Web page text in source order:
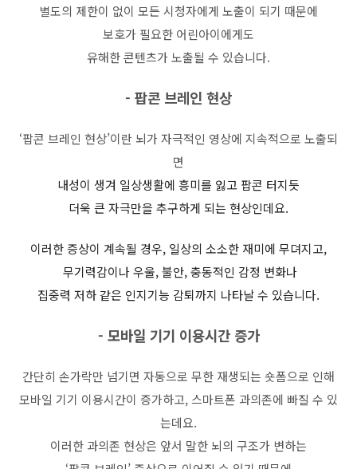
별도의 제한이 없이 모든 시청자에게 노출이 되기 때문에
보호가 필요한 어린아이에게도
유해한 콘텐츠가 노출될 수 있습니다.
- 팝콘 브레인 현상
‘팝콘 브레인 현상’이란 뇌가 자극적인 영상에 지속적으로 노출되
면
내성이 생겨 일상생활에 흥미를 잃고 팝콘 터지듯
더욱 큰 자극만을 추구하게 되는 현상인데요.
이러한 증상이 계속될 경우, 일상의 소소한 재미에 무뎌지고,
무기력감이나 우울,불안,충동적인 감정 변화나
집중력 저하 같은 인지기능 감퇴까지 나타날 수 있습니다.
- 모바일 기기 이용시간 증가
간단히 손가락만 넘기면 자동으로 무한 재생되는 숏폼으로 인해
모바일 기기 이용시간이 증가하고,스마트폰 과의존에 빠질 수 있
는데요.
이러한 과의존 현상은 앞서 말한 뇌의 구조가 변하는